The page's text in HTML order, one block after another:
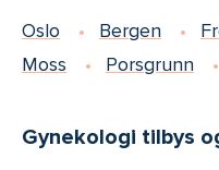
Oslo Bergen
Moss
Porsgrunn
Gynekologi tilbys